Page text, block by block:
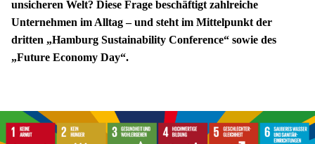
unsicheren Welt? Diese Frage beschäftigt zahlreiche
Unternehmen im Alltag – und steht im Mittelpunkt der
dritten „Hamburg Sustainability Conference“ sowie des
„Future Economy Day“.